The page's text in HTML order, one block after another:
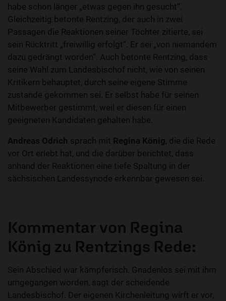
habe schon länger „etwas gegen ihn gesucht“.
Gleichzeitig betonte Rentzing, der auch in zwei
Passagen die Reaktionen seiner Töchter zitierte, sei
sein Rücktritt „freiwillig erfolgt“. Er sei „von niemandem
dazu gedrängt worden“. Auch betonte Rentzing, dass
seine Wahl zum Landesbischof nicht, wie von seinen
Kritikern behauptet, durch seine eigene Stimme
zustande gekommen sei. Er selbst habe für seinen
Mitbewerber gestimmt, weil er diesen für einen
geeigneten Kandidaten gehalten habe.
Andreas Odrich sprach mit Regina König, die die Rede
vor Ort erlebt hat, und die darüber berichtet, dass
anhand der Reaktionen eine tiefe Spaltung in der
sächsischen Landessynode erkennbar gewesen sei.
Kommentar von Regina
König zu Rentzings Rede:
Sein Abschied war kämpferisch. Gnadenlos sei mit ihm
umgegangen worden, sagt der scheidende
Landesbischof. Der eigenen Kirchenleitung wirft er vor,